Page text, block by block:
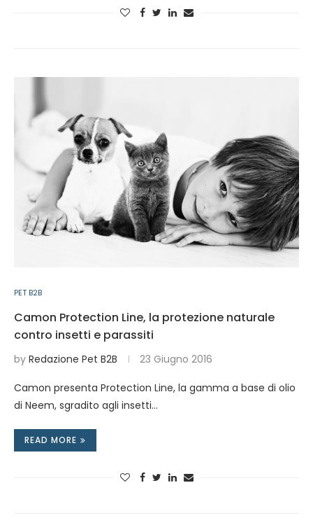
PET B2B
Camon Protection Line, la protezione naturale
contro insetti e parassiti
by Redazione Pet B2B 23 Giugno 2016
Camon presenta Protection Line, la gamma a base di olio
di Neem, sgradito agli insetti…
READ MORE